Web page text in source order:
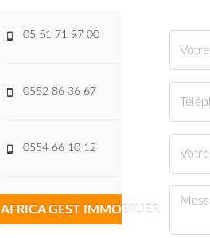
05 51 71 97 00
0552 86 36 67
0554 66 10 12
AFRICA GEST IMMOBILIER